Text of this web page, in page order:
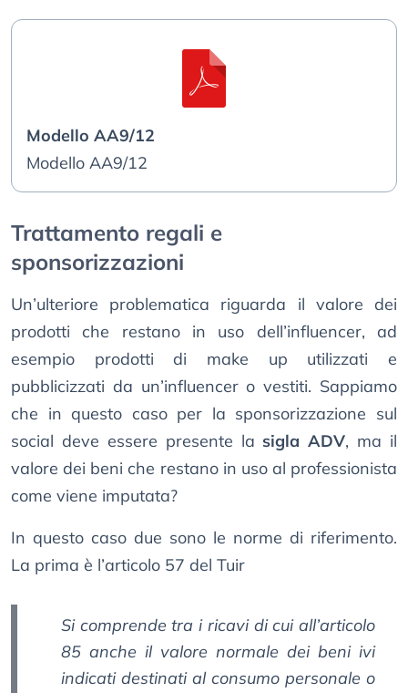
Modello AA9/12
Modello AA9/12
Trattamento regali e
sponsorizzazioni
Un’ulteriore problematica riguarda il valore dei
prodotti che restano in uso dell’influencer, ad
esempio prodotti di make up utilizzati e
pubblicizzati da un’influencer o vestiti. Sappiamo
che in questo caso per la sponsorizzazione sul
social deve essere presente la sigla ADV, ma il
valore dei beni che restano in uso al professionista
come viene imputata?
In questo caso due sono le norme di riferimento.
La prima è l’articolo 57 del Tuir
Si comprende tra i ricavi di cui all’articolo
85 anche il valore normale dei beni ivi
indicati destinati al consumo personale o